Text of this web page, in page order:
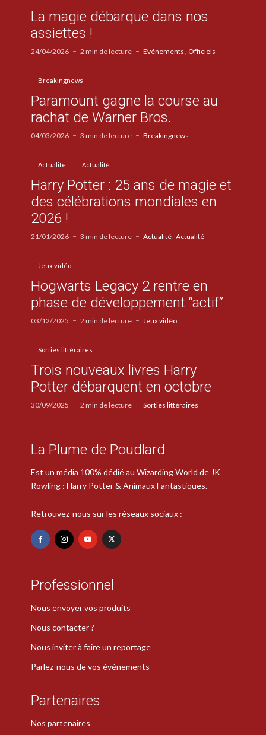
La magie débarque dans nos
assiettes !
24/04/2026 2 min de lecture Evénements Officiels
Breakingnews
Paramount gagne la course au
rachat de Warner Bros.
04/03/2026 3 min de lecture Breakingnews
Actualité Actualité
Harry Potter : 25 ans de magie et
des célébrations mondiales en
2026 !
21/01/2026 3 min de lecture Actualité Actualité
Jeux vidéo
Hogwarts Legacy 2 rentre en
phase de développement “actif”
03/12/2025 2 min de lecture Jeux vidéo
Sorties littéraires
Trois nouveaux livres Harry
Potter débarquent en octobre
30/09/2025 2 min de lecture Sorties littéraires
La Plume de Poudlard
Est un média 100% dédié au Wizarding World de JK
Rowling : Harry Potter & Animaux Fantastiques.
Retrouvez-nous sur les réseaux sociaux :
Professionnel
Nous envoyer vos produits
Nous contacter ?
Nous inviter à faire un reportage
Parlez-nous de vos événements
Partenaires
Nos partenaires